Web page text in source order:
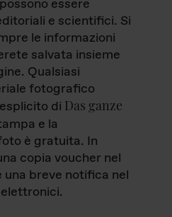
essere
e scientifici. Si
le informazioni
salvata insieme
Qualsiasi
fotografico
di Das ganze
e la
è gratuita. In
copia voucher nel
breve notifica nel